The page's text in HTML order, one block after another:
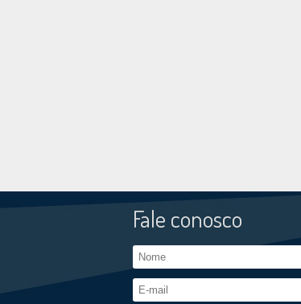
Fale conosco